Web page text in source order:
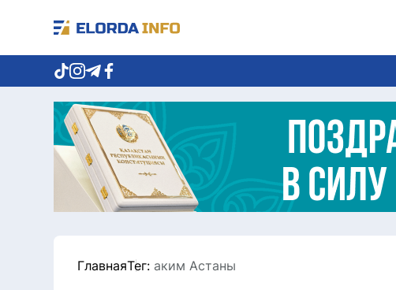
ГлавнаяТег: аким Астаны